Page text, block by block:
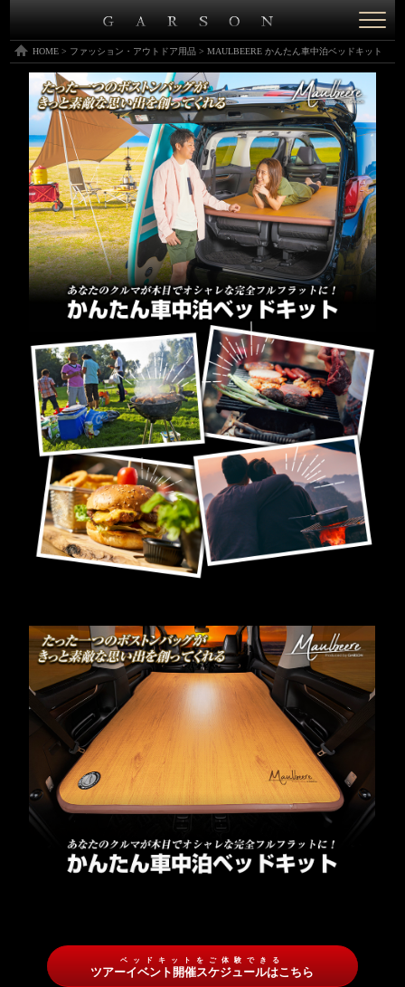
Toggle
HOME > ファッション・アウトドア用品 >MAULBEERE かんたん車中泊ベッドキット
ベッドキットをご体験できる
ツアーイベント開催スケジュールはこちら